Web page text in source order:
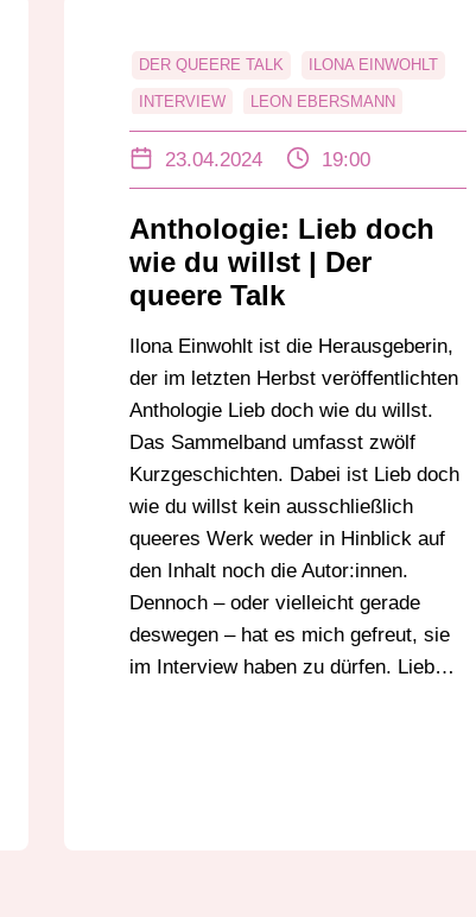
DER QUEERE TALK ILONA EINWOHLT
INTERVIEW LEON EBERSMANN
QUEER
23.04.2024 19:00
Anthologie: Lieb doch
wie du willst | Der
queere Talk
Ilona Einwohlt ist die Herausgeberin,
der im letzten Herbst veröffentlichten
Anthologie Lieb doch wie du willst.
Das Sammelband umfasst zwölf
Kurzgeschichten. Dabei ist Lieb doch
wie du willst kein ausschließlich
queeres Werk weder in Hinblick auf
den Inhalt noch die Autor:innen.
Dennoch – oder vielleicht gerade
deswegen – hat es mich gefreut, sie
im Interview haben zu dürfen. Lieb…